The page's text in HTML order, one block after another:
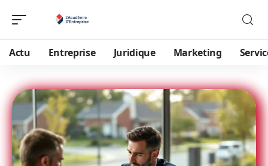
Actu Entreprise Juridique Marketing